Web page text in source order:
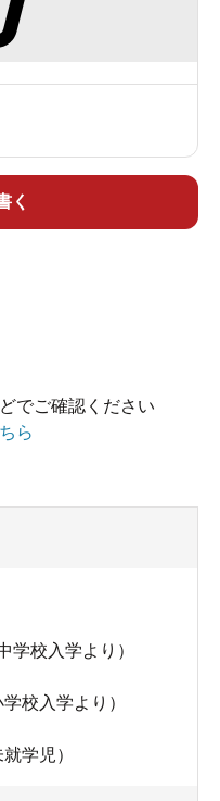
背面ジェット２
です。本日は花香
紫色の湯でした。
、どちらも４１℃
かもしれません。
りと浸かるには
親子連れの場合は
く
でご確認ください
ら
校入学より）
入学より）
学児）